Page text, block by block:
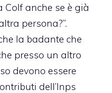
anche se è già
persona?”.
la badante che
presso un altro
devono essere
dell’Inps